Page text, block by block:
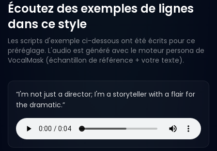
Écoutez des exemples de lignes
dans ce style
Les scripts d'exemple ci-dessous ont été écrits pour ce
préréglage. L'audio est généré avec le moteur persona de
VocalMask (échantillon de référence + votre texte).
“I'm not just a director; I'm a storyteller with a flair for
the dramatic.”